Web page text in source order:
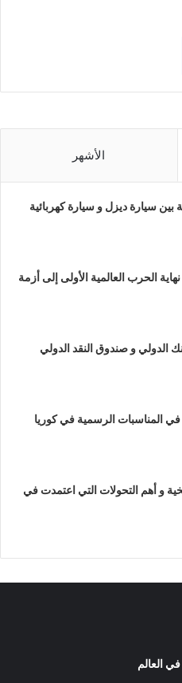
الأشهر
بين سيارة ديزل و سيارة كهربائية
نهاية الحرب العالمية الأولى إلى أزمة
الدولي و صندوق النقد الدولي
المناسبات الرسمية في كوريا
و أهم التحولات التي اعتمدت في
في العالم